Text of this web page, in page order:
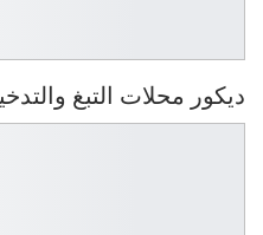
ديكور محلات التبغ